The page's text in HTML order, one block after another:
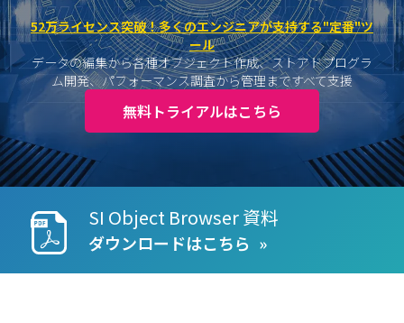
52万ライセンス突破！多くのエンジニアが支持する"定番"ツ
ール
データの編集から各種オブジェクト作成、ストアドプログラ
ム開発、パフォーマンス調査から管理まですべて支援
無料トライアルはこちら
SI Object Browser 資料
ダウンロードはこちら